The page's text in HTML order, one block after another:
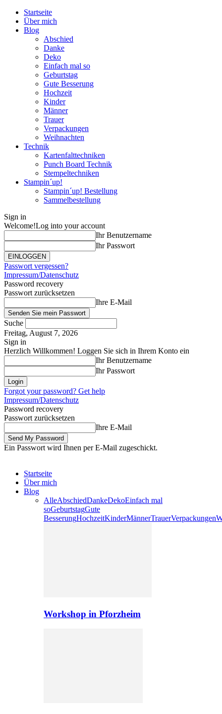
Startseite
Über mich
Blog
Abschied
Danke
Deko
Einfach mal so
Geburtstag
Gute Besserung
Hochzeit
Kinder
Männer
Trauer
Verpackungen
Weihnachten
Technik
Kartenfalttechniken
Punch Board Technik
Stempeltechniken
Stampin´up!
Stampin´up! Bestellung
Sammelbestellung
Sign in
Welcome!Log into your account
Ihr Benutzername
Ihr Passwort
Passwort vergessen?
Impressum/Datenschutz
Password recovery
Passwort zurücksetzen
Ihre E-Mail
Suche
Freitag, August 7, 2026
Sign in
Herzlich Willkommen! Loggen Sie sich in Ihrem Konto ein
Ihr Benutzername
Ihr Passwort
Forgot your password? Get help
Impressum/Datenschutz
Password recovery
Passwort zurücksetzen
Ihre E-Mail
Ein Passwort wird Ihnen per E-Mail zugeschickt.
Startseite
Über mich
Blog
AlleAbschiedDankeDekoEinfach mal
soGeburtstagGute
BesserungHochzeitKinderMännerTrauerVerpackungen
Workshop in Pforzheim